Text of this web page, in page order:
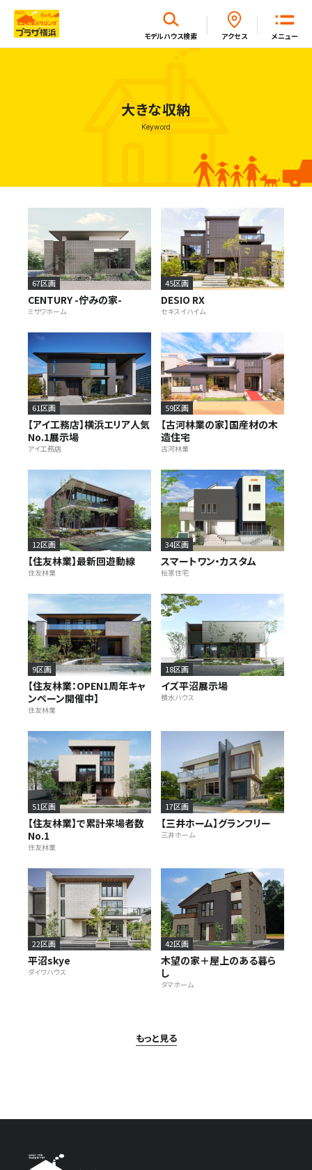
メニュー
モデルハウス検索 アクセス
大きな収納
Keyword
67区画
CENTURY -佇みの家-
ミサワホーム
45区画
DESIO RX
セキスイハイム
61区画
【アイ工務店】横浜エリア人気
No.1展示場
アイ工務店
59区画
【古河林業の家】国産材の木
造住宅
古河林業
12区画
【住友林業】最新回遊動線
住友林業
34区画
スマートワン・カスタム
桧家住宅
9区画
【住友林業：OPEN1周年キャ
ンペーン開催中】
住友林業
18区画
イズ平沼展示場
積水ハウス
51区画
【住友林業】で累計来場者数
No.1
住友林業
17区画
【三井ホーム】グランフリー
三井ホーム
22区画
平沼skye
ダイワハウス
42区画
木望の家＋屋上のある暮ら
し
タマホーム
もっと見る
閉じる
イベント・セミナー・キャンペーン一覧
新着情報一覧
施設・サービス
アクセス
住まいと暮らしのコラム
住宅展示場出展に関するご案内
ハウスメーカーの登録数
House Maker
モデルハウス一覧へ